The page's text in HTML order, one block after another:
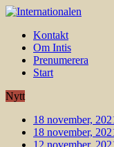
Kontakt
Om Intis
Prenumerera
Start
Nytt
18 november,
18 november,
12 november,